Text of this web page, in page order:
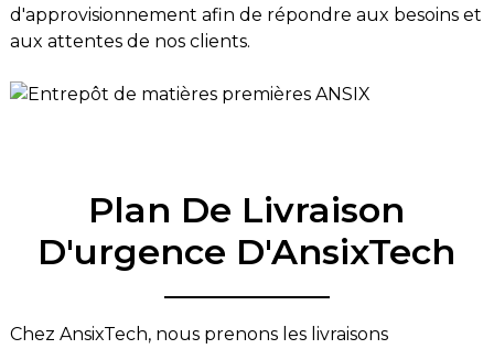
d'approvisionnement afin de répondre aux besoins et
aux attentes de nos clients.
Plan De Livraison
D'urgence D'AnsixTech
Chez AnsixTech, nous prenons les livraisons